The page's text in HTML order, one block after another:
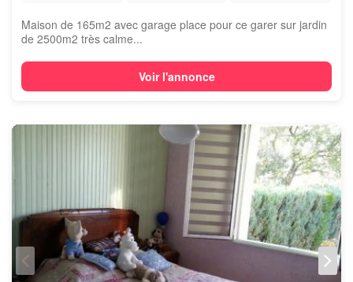
Maison de 165m2 avec garage place pour ce garer sur jardin
de 2500m2 très calme...
Voir l'annonce